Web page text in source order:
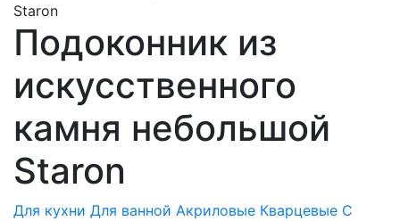
Staron
Подоконник из
искусственного
камня небольшой
Staron
Для кухни Для ванной Акриловые Кварцевые С